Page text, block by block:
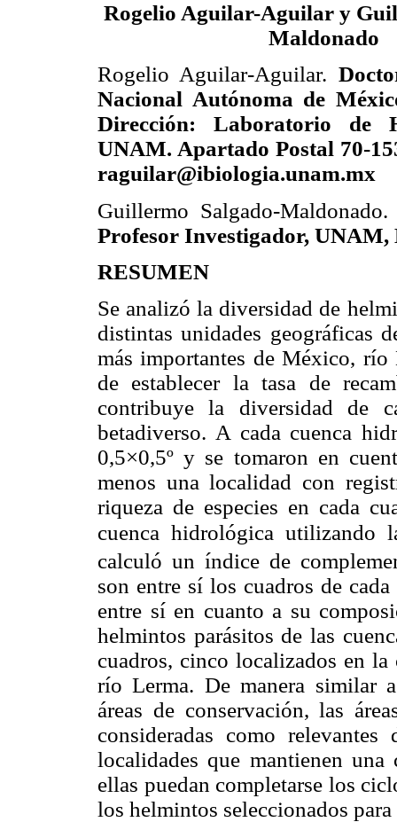
Rogelio Aguilar-Aguilar y
Maldonado
Rogelio Aguilar-Aguilar.
Nacional Autónoma de
Dirección: Laboratorio de
UNAM. Apartado Postal 70-
raguilar@ibiologia.unam.mx
Guillermo Salgado-
Profesor Investigador, UNAM,
RESUMEN
Se analizó la diversidad de
distintas unidades geográficas
más importantes de México,
de establecer la tasa de
contribuye la diversidad de
betadiverso. A cada cuenca
0,5×0,5º y se tomaron en
menos una localidad con
riqueza de especies en cada
cuenca hidrológica
calculó un índice de
son entre sí los cuadros de
entre sí en cuanto a su
helmintos parásitos de las
cuadros, cinco localizados en
río Lerma. De manera similar
áreas de conservación, las
consideradas como
localidades que mantienen
ellas puedan completarse los
los helmintos seleccionados para